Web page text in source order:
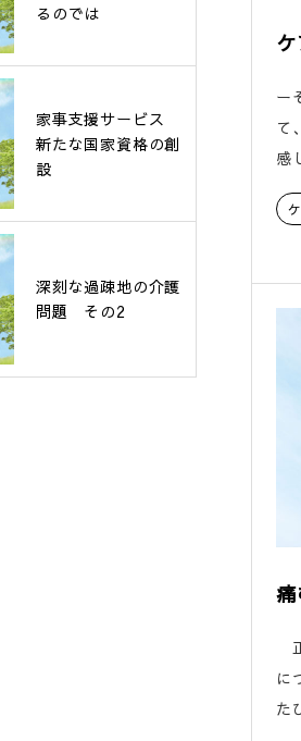
ー
て
感
に
た
るのでは
家事支援サービス
新たな国家資格の創
設
深刻な過疎地の介護
問題 その2